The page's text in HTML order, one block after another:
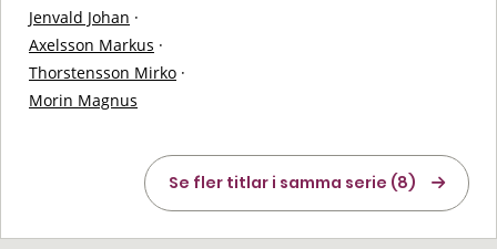
Jenvald Johan ·
Axelsson Markus ·
Thorstensson Mirko ·
Morin Magnus
Se fler titlar i samma serie (8)